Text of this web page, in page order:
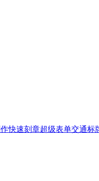
快速刻章超级表单交通标